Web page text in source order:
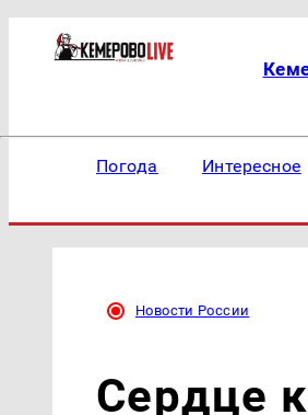
Погода Интересное
Новости России
Сердце